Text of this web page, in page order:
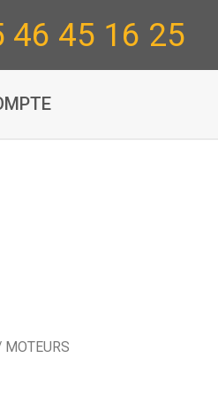
46 45 16 25
MOTEURS